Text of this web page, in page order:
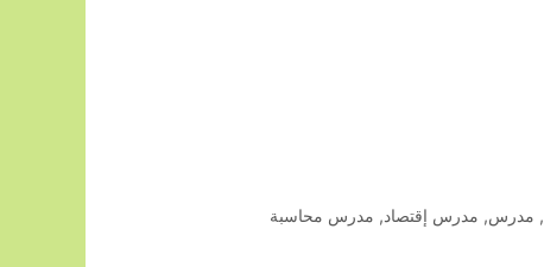
, مدرس, مدرس إقتصاد, مدرس محاسبة